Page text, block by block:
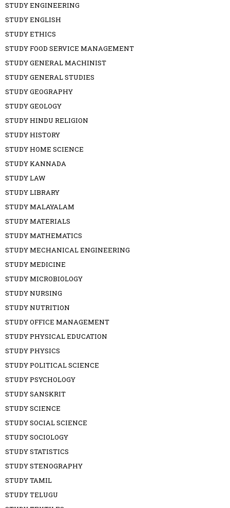
STUDY ENGINEERING
STUDY ENGLISH
STUDY ETHICS
STUDY FOOD SERVICE MANAGEMENT
STUDY GENERAL MACHINIST
STUDY GENERAL STUDIES
STUDY GEOGRAPHY
STUDY GEOLOGY
STUDY HINDU RELIGION
STUDY HISTORY
STUDY HOME SCIENCE
STUDY KANNADA
STUDY LAW
STUDY LIBRARY
STUDY MALAYALAM
STUDY MATERIALS
STUDY MATHEMATICS
STUDY MECHANICAL ENGINEERING
STUDY MEDICINE
STUDY MICROBIOLOGY
STUDY NURSING
STUDY NUTRITION
STUDY OFFICE MANAGEMENT
STUDY PHYSICAL EDUCATION
STUDY PHYSICS
STUDY POLITICAL SCIENCE
STUDY PSYCHOLOGY
STUDY SANSKRIT
STUDY SCIENCE
STUDY SOCIAL SCIENCE
STUDY SOCIOLOGY
STUDY STATISTICS
STUDY STENOGRAPHY
STUDY TAMIL
STUDY TELUGU